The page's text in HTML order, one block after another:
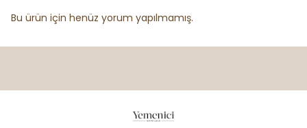
Bu ürün için henüz yorum yapılmamış.